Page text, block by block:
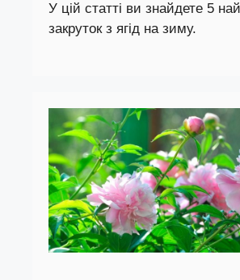
У цій статті ви знайдете 5
закруток з ягід на зиму.